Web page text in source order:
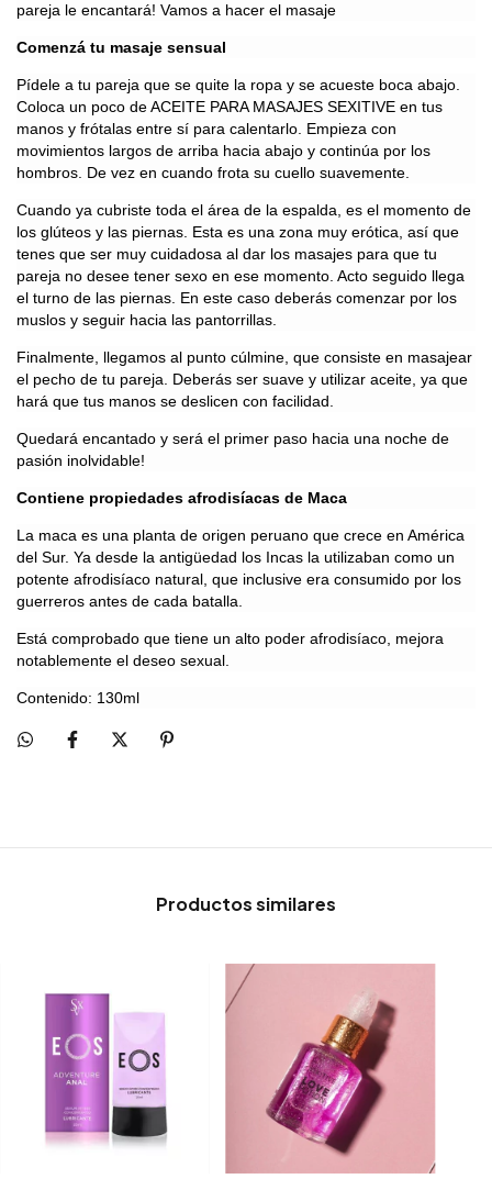
pareja le encantará! Vamos a hacer el masaje
Comenzá tu masaje sensual
Pídele a tu pareja que se quite la ropa y se acueste boca abajo.
Coloca un poco de ACEITE PARA MASAJES SEXITIVE en tus
manos y frótalas entre sí para calentarlo. Empieza con
movimientos largos de arriba hacia abajo y continúa por los
hombros. De vez en cuando frota su cuello suavemente.
Cuando ya cubriste toda el área de la espalda, es el momento de
los glúteos y las piernas. Esta es una zona muy erótica, así que
tenes que ser muy cuidadosa al dar los masajes para que tu
pareja no desee tener sexo en ese momento. Acto seguido llega
el turno de las piernas. En este caso deberás comenzar por los
muslos y seguir hacia las pantorrillas.
Finalmente, llegamos al punto cúlmine, que consiste en masajear
el pecho de tu pareja. Deberás ser suave y utilizar aceite, ya que
hará que tus manos se deslicen con facilidad.
Quedará encantado y será el primer paso hacia una noche de
pasión inolvidable!
Contiene propiedades afrodisíacas de Maca
La maca es una planta de origen peruano que crece en América
del Sur. Ya desde la antigüedad los Incas la utilizaban como un
potente afrodisíaco natural, que inclusive era consumido por los
guerreros antes de cada batalla.
Está comprobado que tiene un alto poder afrodisíaco, mejora
notablemente el deseo sexual.
Contenido: 130ml
Productos similares